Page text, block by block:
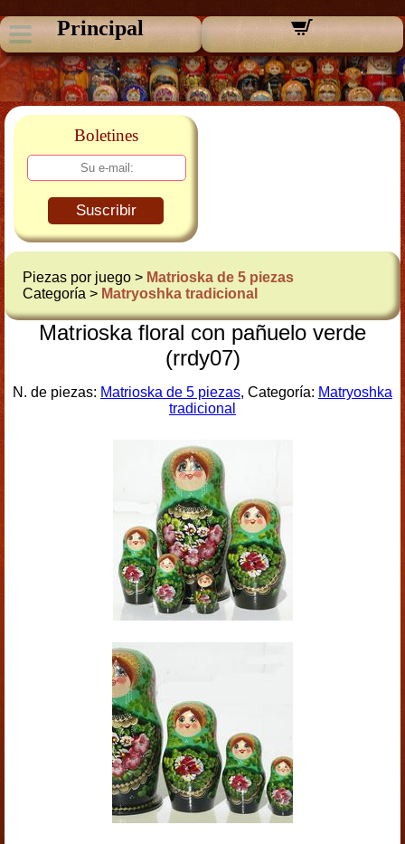
Principal
Boletines
Suscribir
Piezas por juego > Matrioska de 5 piezas
Categoría > Matryoshka tradicional
Matrioska floral con pañuelo verde
(rrdy07)
N. de piezas: Matrioska de 5 piezas, Categoría: Matryoshka
tradicional